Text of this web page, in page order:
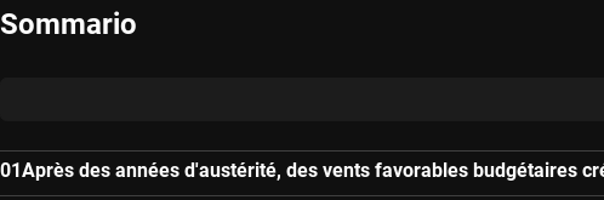
Sommario
Après des années d'austérité, des vents favorables budgétaires